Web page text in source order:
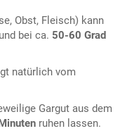
Obst, Fleisch) kann
bei ca. 50-60 Grad
natürlich vom
Gargut aus dem
ruhen lassen.